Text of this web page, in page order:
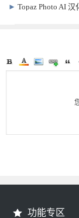
v1.6.0.1544 人像编
►Topaz Photo AI 汉
功能专区